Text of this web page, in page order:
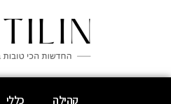
קהילה כללי